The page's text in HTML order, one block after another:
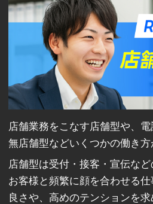
店舗業務をこなす店舗型や、
無店舗型などいくつかの働き方
店舗型は受付・接客・宣伝など
お客様と頻繁に顔を合わせる
良さや、高めのテンションを